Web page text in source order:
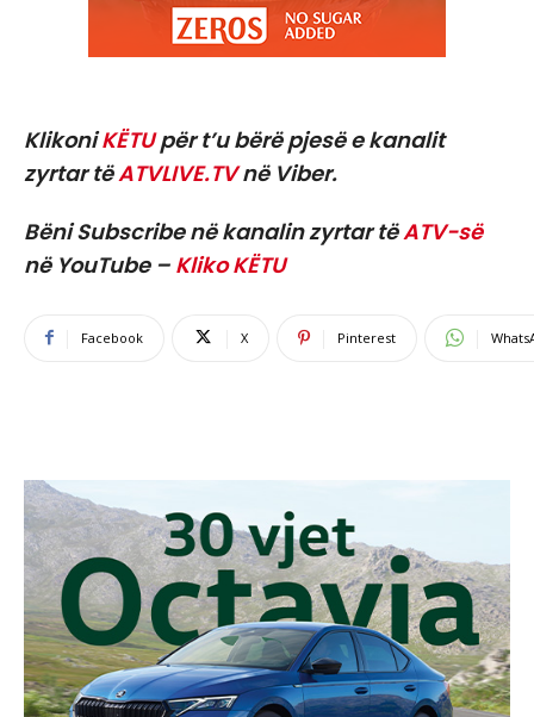
KlikoniKËTUpër t’u bërë pjesë e kanalit
zyrtar tëATVLIVE.TVnë Viber.
Bëni Subscribe në kanalin zyrtar tëATV-së
në YouTube – Kliko KËTU
Facebook X Pinterest